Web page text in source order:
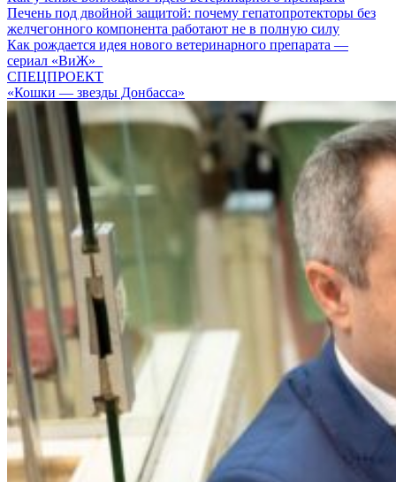
Печень под двойной защитой: почему гепатопротекторы без
желчегонного компонента работают не в полную силу
Как рождается идея нового ветеринарного препарата —
сериал «ВиЖ»
СПЕЦПРОЕКТ
«Кошки — звезды Донбасса»